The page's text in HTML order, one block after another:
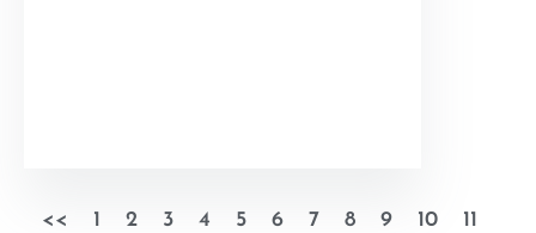
<< 1 2 3 4 5 6 7 8 9 10
11